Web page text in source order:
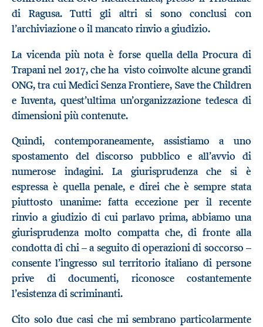
di Ragusa. Tutti gli altri si sono conclusi con
l’archiviazione o il mancato rinvio a giudizio.
La vicenda più nota è forse quella della Procura di
Trapani nel 2017, che ha visto coinvolte alcune grandi
ONG, tra cui Medici Senza Frontiere, Save the Children
e Iuventa, quest’ultima un’organizzazione tedesca di
dimensioni più contenute.
Quindi, contemporaneamente, assistiamo a uno
spostamento del discorso pubblico e all’avvio di
numerose indagini. La giurisprudenza che si è
espressa è quella penale, e direi che è sempre stata
piuttosto unanime: fatta eccezione per il recente
rinvio a giudizio di cui parlavo prima, abbiamo una
giurisprudenza molto compatta che, di fronte alla
condotta di chi – a seguito di operazioni di soccorso –
consente l’ingresso sul territorio italiano di persone
prive di documenti, riconosce costantemente
l’esistenza di scriminanti.
Cito solo due casi che mi sembrano particolarmente